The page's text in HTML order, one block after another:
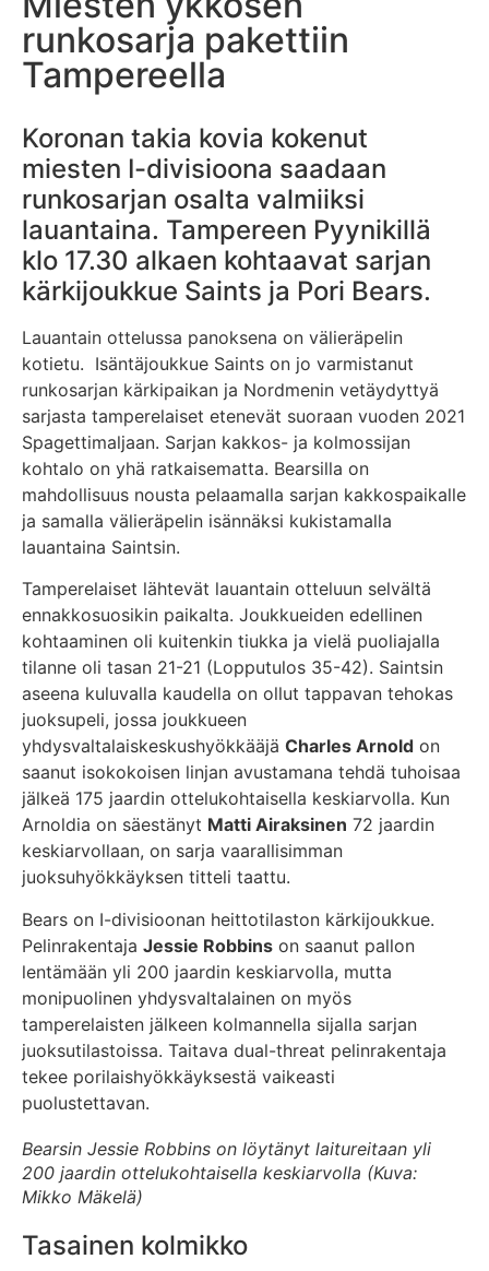
runkosarja pakettiin
Tampereella
Koronan takia kovia kokenut
miesten I-divisioona saadaan
runkosarjan osalta valmiiksi
lauantaina. Tampereen Pyynikillä
klo 17.30 alkaen kohtaavat sarjan
kärkijoukkue Saints ja Pori Bears.
Lauantain ottelussa panoksena on välieräpelin
kotietu. Isäntäjoukkue Saints on jo varmistanut
runkosarjan kärkipaikan ja Nordmenin vetäydyttyä
sarjasta tamperelaiset etenevät suoraan vuoden 2021
Spagettimaljaan. Sarjan kakkos- ja kolmossijan
kohtalo on yhä ratkaisematta. Bearsilla on
mahdollisuus nousta pelaamalla sarjan kakkospaikalle
ja samalla välieräpelin isännäksi kukistamalla
lauantaina Saintsin.
Tamperelaiset lähtevät lauantain otteluun selvältä
ennakkosuosikin paikalta. Joukkueiden edellinen
kohtaaminen oli kuitenkin tiukka ja vielä puoliajalla
tilanne oli tasan 21-21 (Lopputulos 35-42). Saintsin
aseena kuluvalla kaudella on ollut tappavan tehokas
juoksupeli, jossa joukkueen
yhdysvaltalaiskeskushyökkääjä Charles Arnold on
saanut isokokoisen linjan avustamana tehdä tuhoisaa
jälkeä 175 jaardin ottelukohtaisella keskiarvolla. Kun
Arnoldia on säestänyt Matti Airaksinen 72 jaardin
keskiarvollaan, on sarja vaarallisimman
juoksuhyökkäyksen titteli taattu.
Bears on I-divisioonan heittotilaston kärkijoukkue.
Pelinrakentaja Jessie Robbins on saanut pallon
lentämään yli 200 jaardin keskiarvolla, mutta
monipuolinen yhdysvaltalainen on myös
tamperelaisten jälkeen kolmannella sijalla sarjan
juoksutilastoissa. Taitava dual-threat pelinrakentaja
tekee porilaishyökkäyksestä vaikeasti
puolustettavan.
Bearsin Jessie Robbins on löytänyt laitureitaan yli
200 jaardin ottelukohtaisella keskiarvolla (Kuva:
Mikko Mäkelä)
Tasainen kolmikko